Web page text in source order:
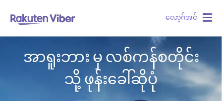
လော့ဂ်အင်
အာရူးဘား မှ လစ်ကန်စတိုင်း
သို့ ဖုန်းခေါ်ဆိုပုံ